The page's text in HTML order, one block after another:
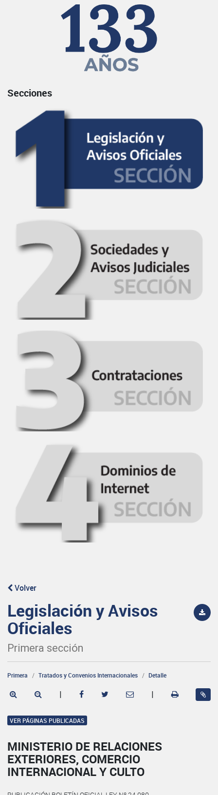
Secciones
Volver
Legislación y Avisos
Oficiales
Primera sección
Primera Tratados y Convenios Internacionales Detalle
| |
VER PÁGINAS PUBLICADAS
MINISTERIO DE RELACIONES
EXTERIORES, COMERCIO
INTERNACIONAL Y CULTO